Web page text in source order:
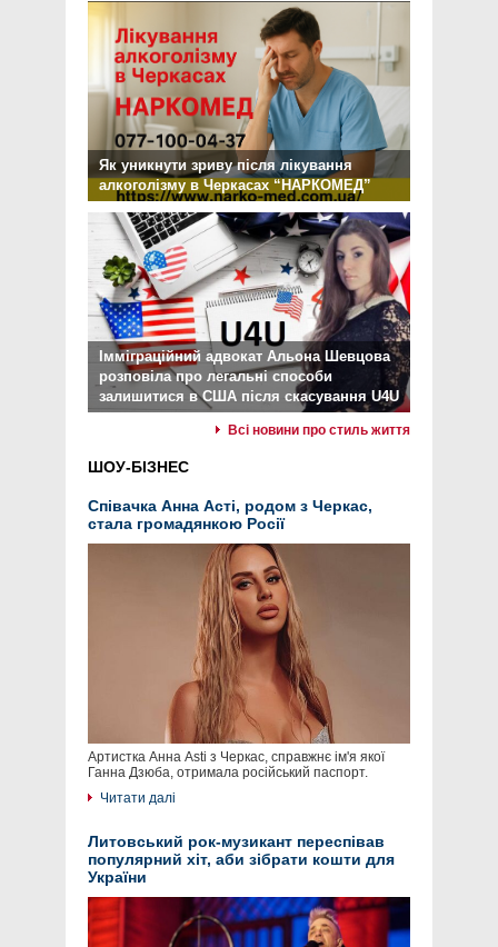
Як уникнути зриву після лікування
алкоголізму в Черкасах “НАРКОМЕД”
Імміграційний адвокат Альона Шевцова
розповіла про легальні способи
залишитися в США після скасування U4U
Всі новини про стиль життя
ШОУ-БІЗНЕС
Співачка Анна Асті, родом з Черкас,
стала громадянкою Росії
Артистка Анна Asti з Черкас, справжнє ім'я якої
Ганна Дзюба, отримала російський паспорт.
Читати далі
Литовський рок-музикант переспівав
популярний хіт, аби зібрати кошти для
України